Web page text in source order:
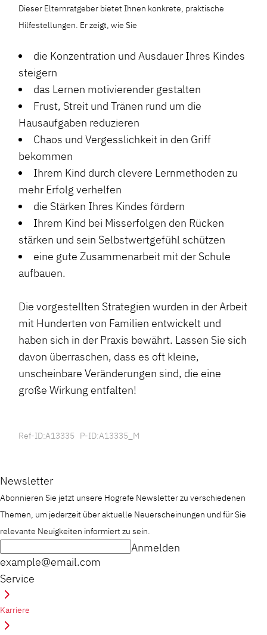
Dieser Elternratgeber bietet Ihnen konkrete, praktische
Hilfestellungen. Er zeigt, wie Sie
die Konzentration und Ausdauer Ihres Kindes
steigern
das Lernen motivierender gestalten
Frust, Streit und Tränen rund um die
Hausaufgaben reduzieren
Chaos und Vergesslichkeit in den Griff
bekommen
Ihrem Kind durch clevere Lernmethoden zu
mehr Erfolg verhelfen
die Stärken Ihres Kindes fördern
Ihrem Kind bei Misserfolgen den Rücken
stärken und sein Selbstwertgefühl schützen
eine gute Zusammenarbeit mit der Schule
aufbauen.
Die vorgestellten Strategien wurden in der Arbeit
mit Hunderten von Familien entwickelt und
haben sich in der Praxis bewährt. Lassen Sie sich
davon überraschen, dass es oft kleine,
unscheinbare Veränderungen sind, die eine
große Wirkung entfalten!
Ref-ID:A13335 P-ID:A13335_M
Newsletter
Abonnieren Sie jetzt unsere Hogrefe Newsletter zu verschiedenen
Themen, um jederzeit über aktuelle Neuerscheinungen und für Sie
relevante Neuigkeiten informiert zu sein.
example@email.com
Anmelden
Service
Karriere